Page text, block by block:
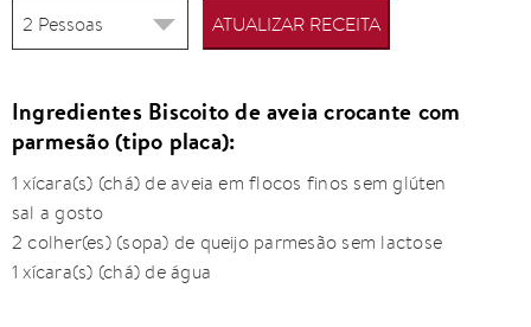
ATUALIZAR RECEITA
Ingredientes Biscoito de aveia crocante com
parmesão (tipo placa):
1 xícara(s) (chá) de aveia em flocos finos sem glúten
sal a gosto
2 colher(es) (sopa) de queijo parmesão sem lactose
1 xícara(s) (chá) de água